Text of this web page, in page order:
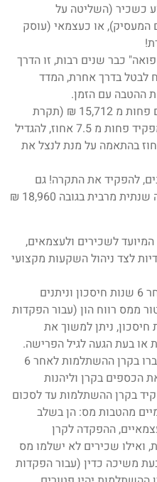
כשכיר (השליטה על
או כעצמאי (עוסק
כבר שנים רבות, זו הדרך
לבטל בדרך אחרת, המדד
ההטבה עם הזמן.
– המלצה לשכירים שהשכר שלהם פחות מ 15,712 ₪ (תקרת
ההפקדה) ו/או שהמעסיק שלהם מפקיד פחות מ 7.5 אחוז, להגדיל
ההפקדה שלהם מ 2.5 אחוז בהתאמה על מנת לנצל את
להפקיד את התקרה! גם
כאשר היא לא מוכרת במס- הפקדה שנתית מרבית בגובה 18,960 ₪
לשכירים ולעצמאים,
לצד ניהול השקעות מקצועי
הכספים בקרן הופכים לנזילים לאחר 6 שנות חיסכון וניתנים
ממס רווח הון (עבור הפקדות
המוטבת). לאחר 3 שנות חיסכון, ניתן למשוך את
או בעת הגעה לגיל הפרישה.
אין חובה למשוך את הכספים שנצברו בקרן ההשתלמות לאחר 6
הכספים בקרן וליהנות
בקרן ההשתלמות עד לסכום
מהטבות מס: הן בשלב
ההפקדה לקרן
שכירים לא ישלמו מס
משיכה כדין (עבור הפקדות